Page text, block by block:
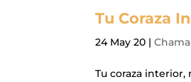
Tu Coraza
24 May 20 |
Tu coraza